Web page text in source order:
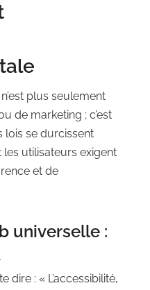
plus seulement
de marketing ; c’est
lois se durcissent
utilisateurs exigent
et de
universelle :
dire : « L’accessibilité,